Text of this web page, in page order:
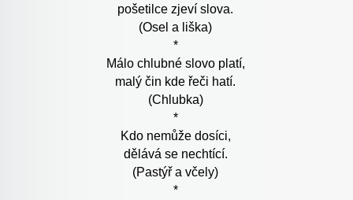
pošetilce zjeví slova.
(Osel a liška)
*
Málo chlubné slovo platí,
malý čin kde řeči hatí.
(Chlubka)
*
Kdo nemůže dosíci,
dělává se nechtící.
(Pastýř a včely)
*